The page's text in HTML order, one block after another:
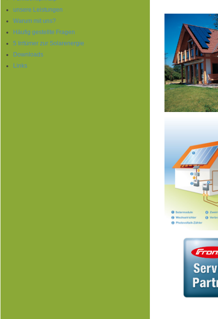
unsere Leistungen
Warum mit uns?
Häufig gestellte Fragen
5 Irrtümer zur Solarenergie
Downloads
Links